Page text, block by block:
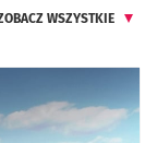
WSZYSTKIE